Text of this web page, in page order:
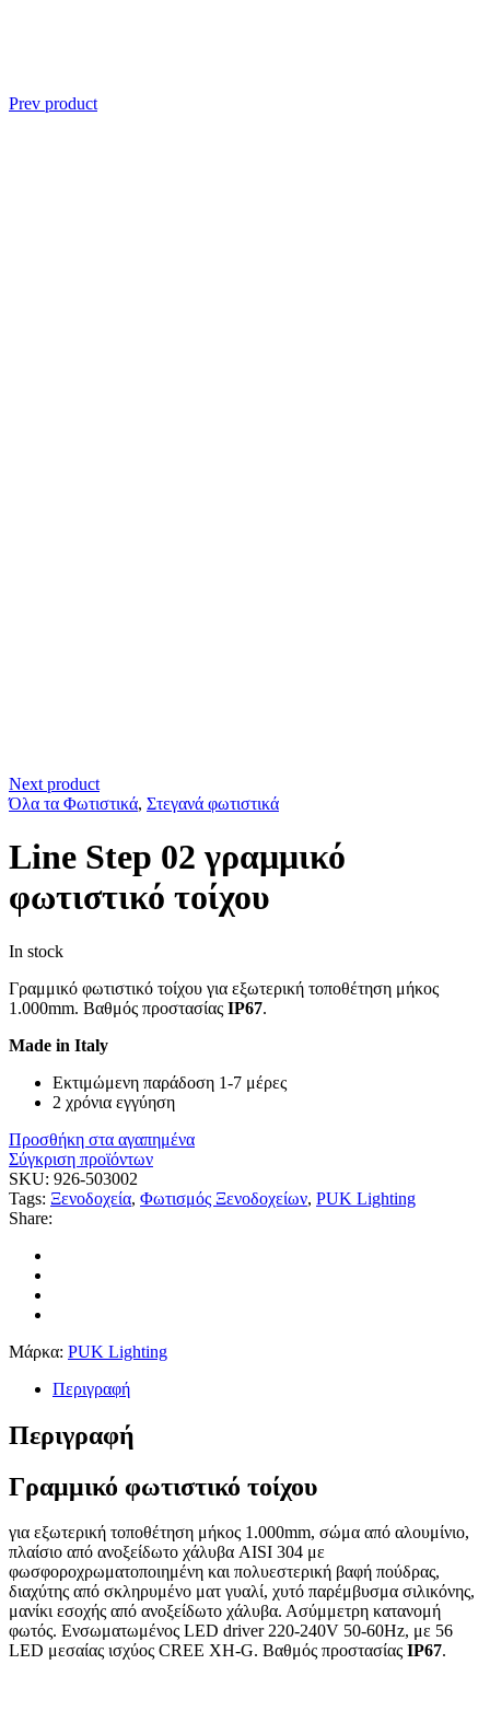
Prev product
Next product
Όλα τα Φωτιστικά, Στεγανά φωτιστικά
Line Step 02 γραμμικό
φωτιστικό τοίχου
In stock
Γραμμικό φωτιστικό τοίχου για εξωτερική τοποθέτηση μήκος
1.000mm. Βαθμός προστασίας IP67.
Made in Italy
Εκτιμώμενη παράδοση 1-7 μέρες
2 χρόνια εγγύηση
Προσθήκη στα αγαπημένα
Σύγκριση προϊόντων
SKU: 926-503002
Tags: Ξενοδοχεία, Φωτισμός Ξενοδοχείων, PUK Lighting
Share:
Μάρκα: PUK Lighting
Περιγραφή
Περιγραφή
Γραμμικό φωτιστικό τοίχου
για εξωτερική τοποθέτηση μήκος 1.000mm, σώμα από αλουμίνιο,
πλαίσιο από ανοξείδωτο χάλυβα AISI 304 με
φωσφοροχρωματοποιημένη και πολυεστερική βαφή πούδρας,
διαχύτης από σκληρυμένο ματ γυαλί, χυτό παρέμβυσμα σιλικόνης,
μανίκι εσοχής από ανοξείδωτο χάλυβα. Ασύμμετρη κατανομή
φωτός. Ενσωματωμένος LED driver 220-240V 50-60Hz, με 56
LED μεσαίας ισχύος CREE XH-G. Βαθμός προστασίας IP67.